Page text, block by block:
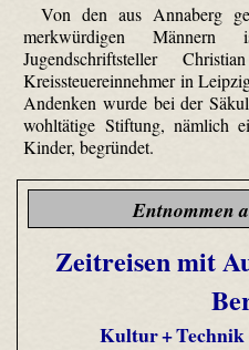
Von den aus Annaberg
merkwürdigen
Jugendschriftsteller
Kreissteuereinnehmer in
Andenken wurde bei der
wohltätige Stiftung, nämlich
Kinder, begründet.
Entnommen
Zeitreisen mit
Kultur + Technik